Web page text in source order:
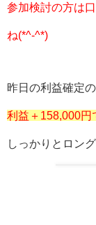
参加検討の方は
ね(*^-^*)
昨日の利益確定の
利益＋158,000円
しっかりとロン